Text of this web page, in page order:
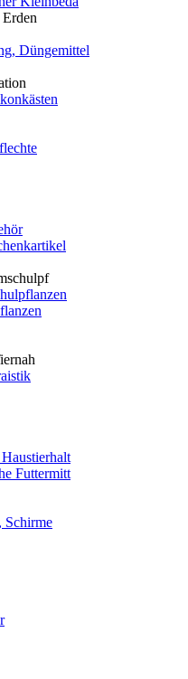
Düngemittel
Futtermitt
Schirme